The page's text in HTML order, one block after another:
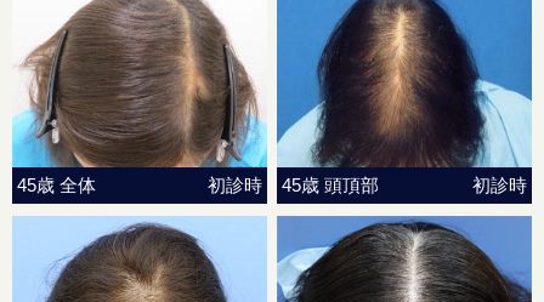
45歳 全体 初診時 45歳 頭頂部 初診時